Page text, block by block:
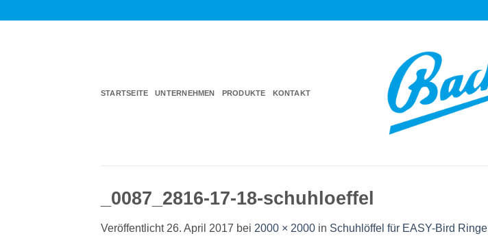
STARTSEITE UNTERNEHMEN PRODUKTE KONTAKT
_0087_2816-17-18-schuhloeffel
Veröffentlicht 26. April 2017 bei 2000 × 2000 in Schuhlöffel für EASY-Bird Ringe